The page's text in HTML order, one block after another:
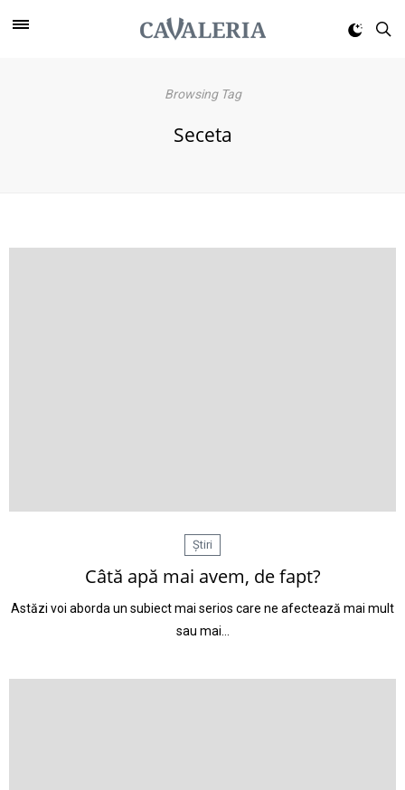
Browsing Tag
Seceta
Știri
Câtă apă mai avem, de fapt?
Astăzi voi aborda un subiect mai serios care ne afectează mai mult
sau mai…